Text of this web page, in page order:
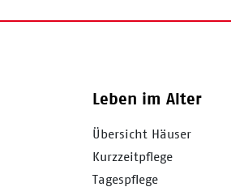
Leben im Alter
Übersicht Häuser
Kurzzeitpflege
Tagespflege